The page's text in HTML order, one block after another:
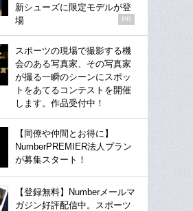
新シューズに限定モデルが登
場
PR
スポーツの現場で撮影する機
会のある写真家、その写真家
が撮る一瞬のシーンにスポッ
トをあてるコンテストを開催
します。作品受付中！
【同僚や仲間とお得に】
NumberPREMIER法人プラン
が募集スタート！
【登録無料】Numberメールマ
ガジン好評配信中。スポーツ